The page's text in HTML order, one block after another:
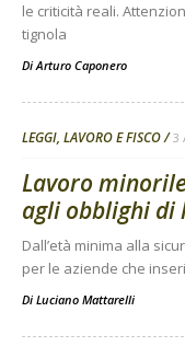
le criticità reali.
tignola
DiArturo Caponero
LEGGI, LAVORO E FISCO 3
Lavoro
agli obblighi di
Dall’età minima alla
per le aziende che
Di Luciano Mattarelli